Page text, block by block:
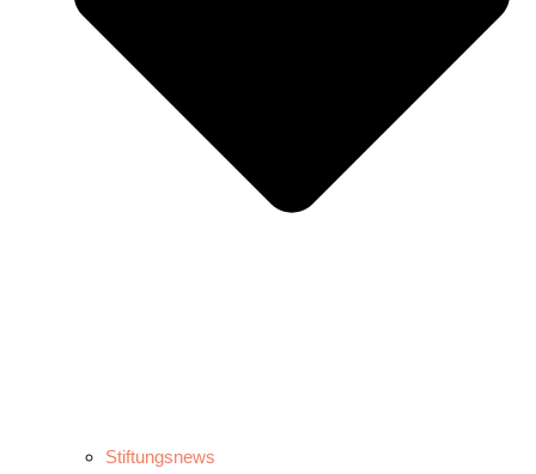
Stiftungsnews